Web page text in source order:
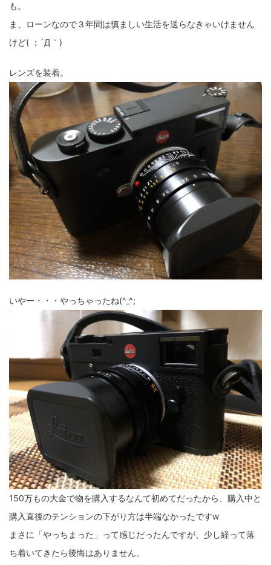
も。
ま、ローンなので３年間は慎ましい生活を送らなきゃいけません
けど( ；´Д｀)
レンズを装着。
いやー・・・やっちゃったね(^_^;
150万もの大金で物を購入するなんて初めてだったから、購入中と
購入直後のテンションの下がり方は半端なかったですw
まさに「やっちまった」って感じだったんですが、少し経って落
ち着いてきたら後悔はありません。